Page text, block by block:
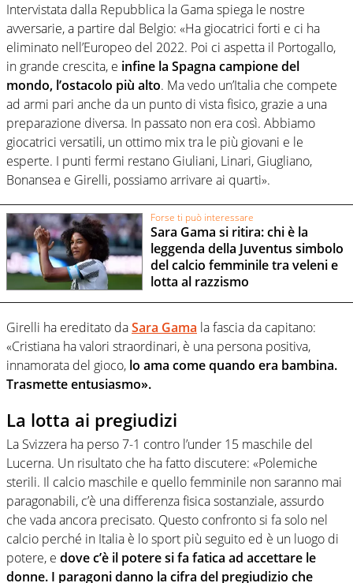
Intervistata dalla Repubblica la Gama spiega le nostre
avversarie, a partire dal Belgio: «Ha giocatrici forti e ci ha
eliminato nell’Europeo del 2022. Poi ci aspetta il Portogallo,
in grande crescita, e infine la Spagna campione del
mondo, l’ostacolo più alto. Ma vedo un’Italia che compete
ad armi pari anche da un punto di vista fisico, grazie a una
preparazione diversa. In passato non era così. Abbiamo
giocatrici versatili, un ottimo mix tra le più giovani e le
esperte. I punti fermi restano Giuliani, Linari, Giugliano,
Bonansea e Girelli, possiamo arrivare ai quarti».
Forse ti può interessare
Sara Gama si ritira: chi è la
leggenda della Juventus simbolo
del calcio femminile tra veleni e
lotta al razzismo
Girelli ha ereditato daSara Gama la fascia da capitano:
«Cristiana ha valori straordinari, è una persona positiva,
innamorata del gioco, lo ama come quando era bambina.
Trasmette entusiasmo».
La lotta ai pregiudizi
La Svizzera ha perso 7-1 contro l’under 15 maschile del
Lucerna. Un risultato che ha fatto discutere: «Polemiche
sterili. Il calcio maschile e quello femminile non saranno mai
paragonabili, c’è una differenza fisica sostanziale, assurdo
che vada ancora precisato. Questo confronto si fa solo nel
calcio perché in Italia è lo sport più seguito ed è un luogo di
potere, e dove c’è il potere si fa fatica ad accettare le
donne. I paragoni danno la cifra del pregiudizio che